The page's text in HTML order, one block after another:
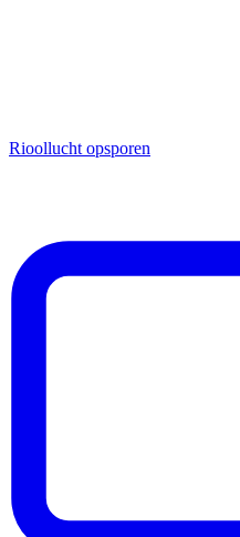
Rioollucht opsporen